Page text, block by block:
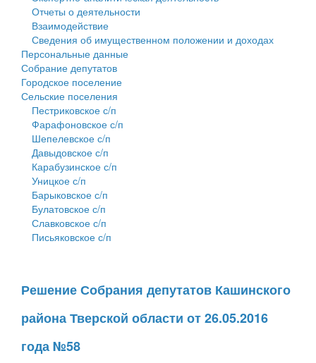
Отчеты о деятельности
Взаимодействие
Сведения об имущественном положении и доходах
Персональные данные
Собрание депутатов
Городское поселение
Сельские поселения
Пестриковское с/п
Фарафоновское с/п
Шепелевское с/п
Давыдовское с/п
Карабузинское с/п
Уницкое с/п
Барыковское с/п
Булатовское с/п
Славковское с/п
Письяковское с/п
Решение Собрания депутатов Кашинского
района Тверской области от 26.05.2016
года №58